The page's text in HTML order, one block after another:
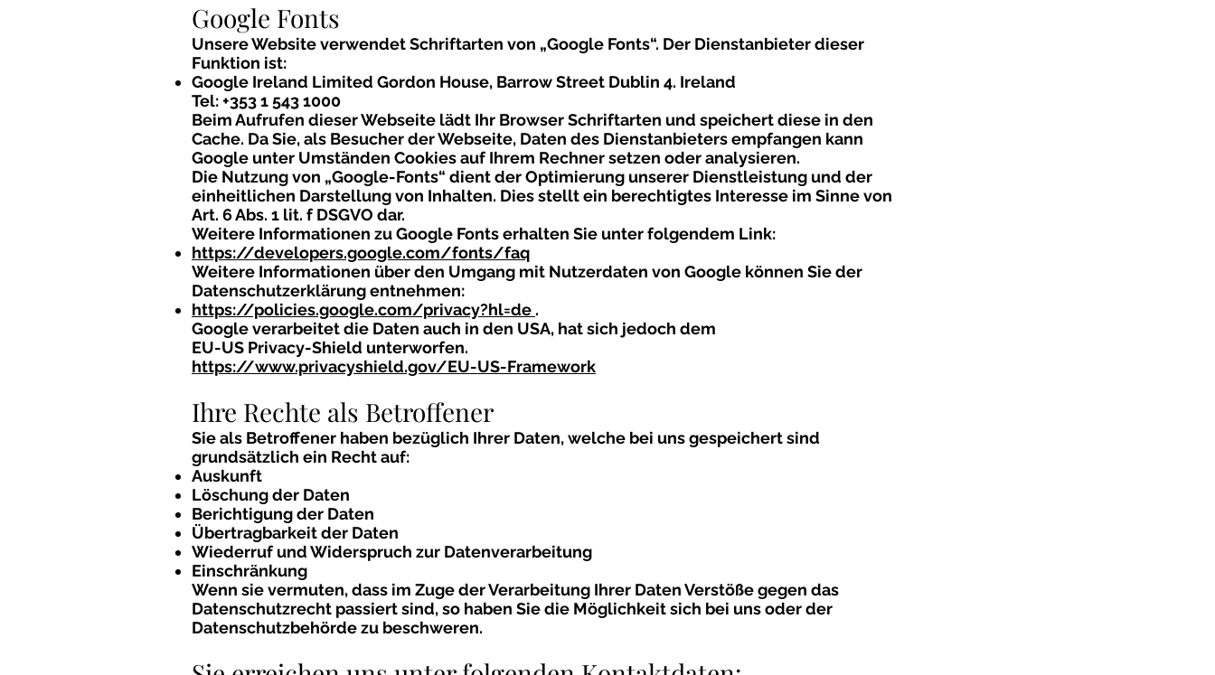
Google Fonts
Unsere Website verwendet Schriftarten von „Google Fonts“. Der Dienstanbieter dieser
Funktion ist:
Google Ireland Limited Gordon House, Barrow Street Dublin 4. Ireland
Tel: +353 1 543 1000
Beim Aufrufen dieser Webseite lädt Ihr Browser Schriftarten und speichert diese in den
Cache. Da Sie, als Besucher der Webseite, Daten des Dienstanbieters empfangen kann
Google unter Umständen Cookies auf Ihrem Rechner setzen oder analysieren.
Die Nutzung von „Google-Fonts“ dient der Optimierung unserer Dienstleistung und der
einheitlichen Darstellung von Inhalten. Dies stellt ein berechtigtes Interesse im Sinne von
Art. 6 Abs. 1 lit. f DSGVO dar.
Weitere Informationen zu Google Fonts erhalten Sie unter folgendem Link:
https://developers.google.com/fonts/faq
Weitere Informationen über den Umgang mit Nutzerdaten von Google können Sie der
Datenschutzerklärung entnehmen:
https://policies.google.com/privacy?hl=de .
Google verarbeitet die Daten auch in den USA, hat sich jedoch dem
EU-US Privacy-Shield unterworfen.
https://www.privacyshield.gov/EU-US-Framework
Ihre Rechte als Betroffener
Sie als Betroffener haben bezüglich Ihrer Daten, welche bei uns gespeichert sind
grundsätzlich ein Recht auf:
Auskunft
Löschung der Daten
Berichtigung der Daten
Übertragbarkeit der Daten
Wiederruf und Widerspruch zur Datenverarbeitung
Einschränkung
Wenn sie vermuten, dass im Zuge der Verarbeitung Ihrer Daten Verstöße gegen das
Datenschutzrecht passiert sind, so haben Sie die Möglichkeit sich bei uns oder der
Datenschutzbehörde zu beschweren.